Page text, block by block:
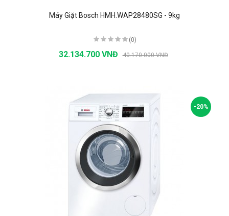
Máy Giặt Bosch HMH.WAP28480SG - 9kg
(0)
32.134.700 VNĐ 40.170.000 VNĐ
-20%